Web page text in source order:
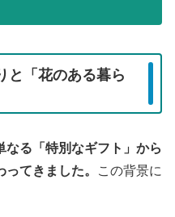
と「花のある暮ら
なる「特別なギフト」から
ってきました。
この背景に